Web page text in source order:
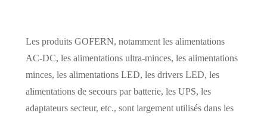
Les produits GOFERN, notamment les alimentations
AC-DC, les alimentations ultra-minces, les alimentations
minces, les alimentations LED, les drivers LED, les
alimentations de secours par batterie, les UPS, les
adaptateurs secteur, etc., sont largement utilisés dans les